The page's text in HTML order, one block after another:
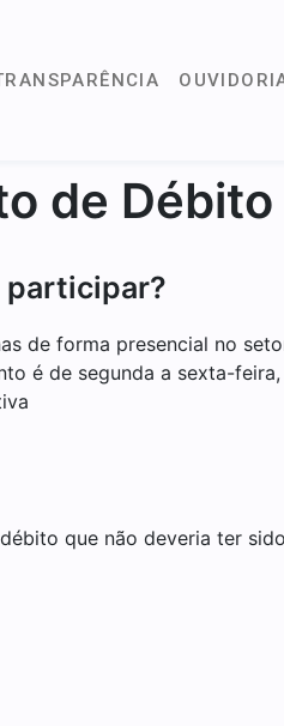
de Débito
participar?
de forma presencial no
é de segunda a sexta-
que não deveria ter